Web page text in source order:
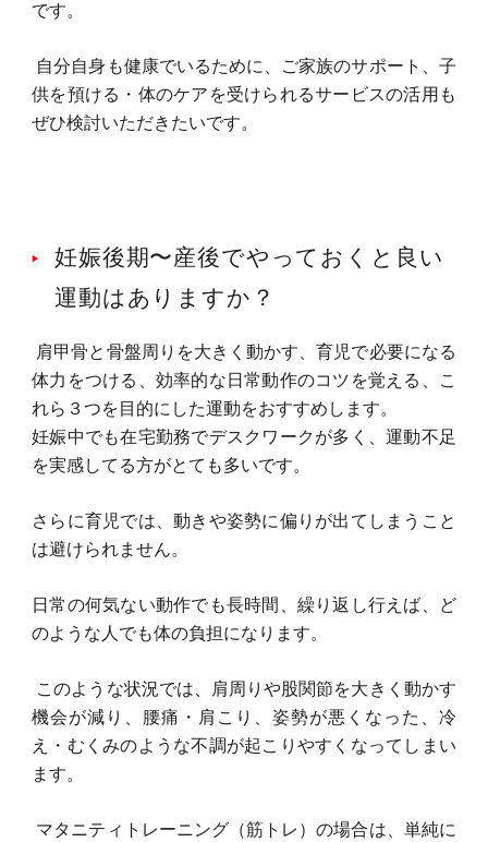
です。
自分自身も健康でいるために、ご家族のサポート、子
供を預ける・体のケアを受けられるサービスの活用も
ぜひ検討いただきたいです。
妊娠後期〜産後でやっておくと良い
運動はありますか？
肩甲骨と骨盤周りを大きく動かす、育児で必要になる
体力をつける、効率的な日常動作のコツを覚える、こ
れら３つを目的にした運動をおすすめします。
妊娠中でも在宅勤務でデスクワークが多く、運動不足
を実感してる方がとても多いです。
さらに育児では、動きや姿勢に偏りが出てしまうこと
は避けられません。
日常の何気ない動作でも長時間、繰り返し行えば、ど
のような人でも体の負担になります。
このような状況では、肩周りや股関節を大きく動かす
機会が減り、腰痛・肩こり、姿勢が悪くなった、冷
え・むくみのような不調が起こりやすくなってしまい
ます。
マタニティトレーニング（筋トレ）の場合は、単純に